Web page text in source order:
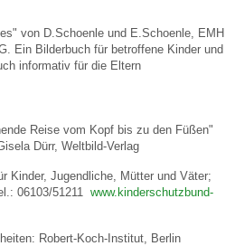
von D.Schoenle und E.Schoenle, EMH
Ein Bilderbuch für betroffene Kinder und
informativ für die Eltern
Reise vom Kopf bis zu den Füßen"
Dürr, Weltbild-Verlag
Kinder, Jugendliche, Mütter und Väter;
06103/51211 www.kinderschutzbund-
Robert-Koch-Institut, Berlin